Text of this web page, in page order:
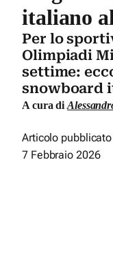
italiano
Per lo
Olimpiadi
settime:
snowboard
A cura di
Articolo
7 Febbraio 2026